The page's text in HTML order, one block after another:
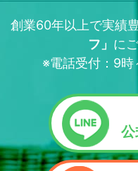
創業60年以上で実績
フ 」 に
※電話受付：9時